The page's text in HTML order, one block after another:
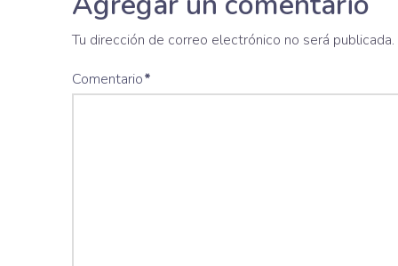
Tu dirección de correo electrónico no será publicada.
Comentario*